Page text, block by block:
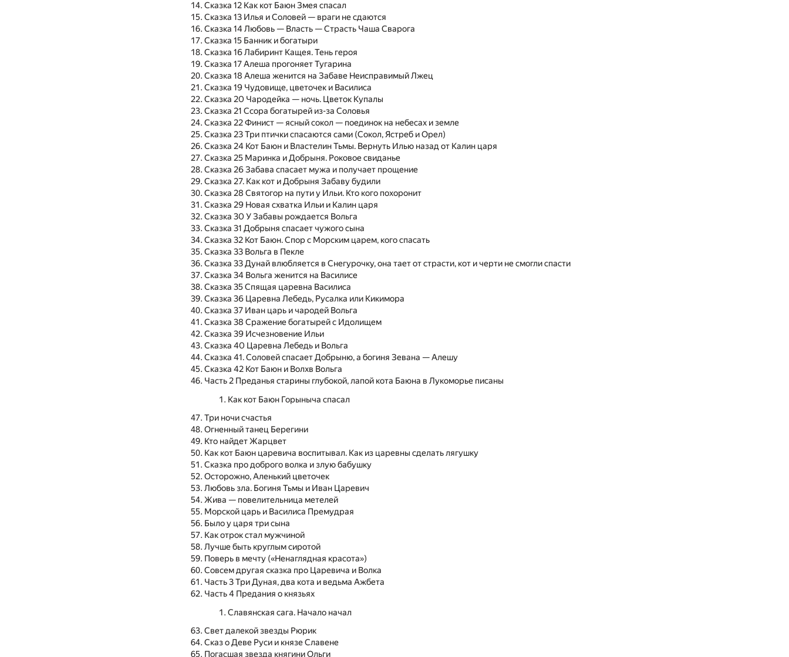
Сказка 12 Как кот Баюн Змея спасал
Сказка 13 Илья и Соловей — враги не сдаются
Сказка 14 Любовь — Власть — Страсть Чаша Сварога
Сказка 15 Банник и богатыри
Сказка 16 Лабиринт Кащея. Тень героя
Сказка 17 Алеша прогоняет Тугарина
Сказка 18 Алеша женится на Забаве Неисправимый Лжец
Сказка 19 Чудовище, цветочек и Василиса
Сказка 20 Чародейка — ночь. Цветок Купалы
Сказка 21 Ссора богатырей из-за Соловья
Сказка 22 Финист — ясный сокол — поединок на небесах и земле
Сказка 23 Три птички спасаются сами (Сокол, Ястреб и Орел)
Сказка 24 Кот Баюн и Властелин Тьмы. Вернуть Илью назад от Калин царя
Сказка 25 Маринка и Добрыня. Роковое свиданье
Сказка 26 Забава спасает мужа и получает прощение
Сказка 27. Как кот и Добрыня Забаву будили
Сказка 28 Святогор на пути у Ильи. Кто кого похоронит
Сказка 29 Новая схватка Ильи и Калин царя
Сказка 30 У Забавы рождается Вольга
Сказка 31 Добрыня спасает чужого сына
Сказка 32 Кот Баюн. Спор с Морским царем, кого спасать
Сказка 33 Вольга в Пекле
Сказка 33 Дунай влюбляется в Снегурочку, она тает от страсти, кот и черти не смогли спасти
Сказка 34 Вольга женится на Василисе
Сказка 35 Спящая царевна Василиса
Сказка 36 Царевна Лебедь, Русалка или Кикимора
Сказка 37 Иван царь и чародей Вольга
Сказка 38 Сражение богатырей с Идолищем
Сказка 39 Исчезновение Ильи
Сказка 40 Царевна Лебедь и Вольга
Сказка 41. Соловей спасает Добрыню, а богиня Зевана — Алешу
Сказка 42 Кот Баюн и Волхв Вольга
Часть 2 Преданья старины глубокой, лапой кота Баюна в Лукоморье писаны
Как кот Баюн Горыныча спасал
Три ночи счастья
Огненный танец Берегини
Кто найдет Жарцвет
Как кот Баюн царевича воспитывал. Как из царевны сделать лягушку
Сказка про доброго волка и злую бабушку
Осторожно, Аленький цветочек
Любовь зла. Богиня Тьмы и Иван Царевич
Жива — повелительница метелей
Морской царь и Василиса Премудрая
Было у царя три сына
Как отрок стал мужчиной
Лучше быть круглым сиротой
Поверь в мечту («Ненаглядная красота»)
Совсем другая сказка про Царевича и Волка
Часть 3 Три Дуная, два кота и ведьма Ажбета
Часть 4 Предания о князьях
Славянская сага. Начало начал
Свет далекой звезды Рюрик
Сказ о Деве Руси и князе Славене
Погасшая звезда княгини Ольги